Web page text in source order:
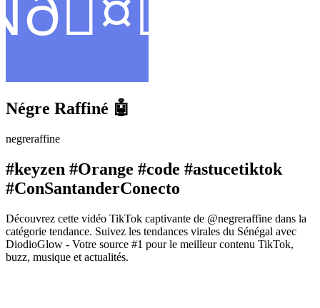
Négre Raffiné 🤖
negreraffine
#keyzen #Orange #code #astucetiktok
#ConSantanderConecto
Découvrez cette vidéo TikTok captivante de @negreraffine dans la
catégorie tendance. Suivez les tendances virales du Sénégal avec
DiodioGlow - Votre source #1 pour le meilleur contenu TikTok,
buzz, musique et actualités.